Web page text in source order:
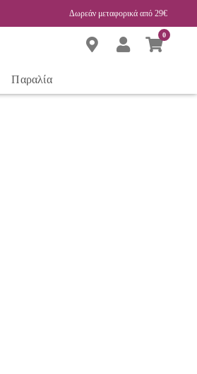
Δωρεάν μεταφορικά από 29€
0
Παραλία